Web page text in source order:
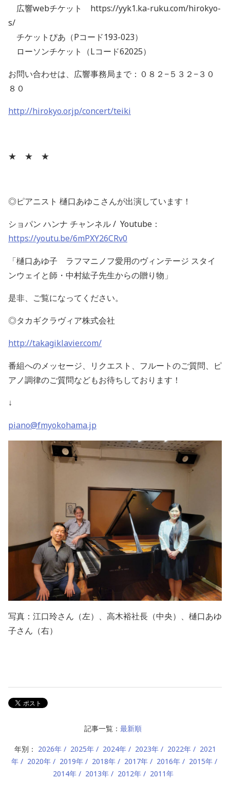
広響webチケット https://yyk1.ka-ruku.com/hirokyo-
s/
チケットぴあ（Pコード193-023）
ローソンチケット（Lコード62025）
お問い合わせは、広響事務局まで：０８２−５３２−３０
８０
http://hirokyo.or.jp/concert/teiki
★ ★ ★
◎ピアニスト 樋口あゆこさんが出演しています！
ショパン ハンナ チャンネル / Youtube：
https://youtu.be/6mPXY26CRv0
「樋口あゆ子 ラフマニノフ愛用のヴィンテージ スタイ
ンウェイと師・中村紘子先生からの贈り物」
是非、ご覧になってください。
◎タカギクラヴィア株式会社
http://takagiklavier.com/
番組へのメッセージ、リクエスト、フルートのご質問、ピ
アノ調律のご質問などもお待ちしております！
↓
piano@fmyokohama.jp
写真：江口玲さん（左）、高木裕社長（中央）、樋口あゆ
子さん（右）
記事一覧： 最新順
年別： 2026年 2025年 2024年 2023年 2022年
2021
年
2020年 2019年 2018年 2017年 2016年
2015年
2014年
2013年 2012年 2011年